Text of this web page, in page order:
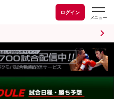
ログイン